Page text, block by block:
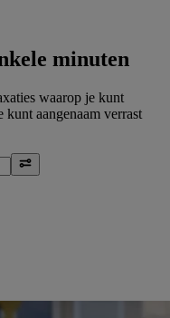
minuten
waarop je kunt
aangenaam verrast